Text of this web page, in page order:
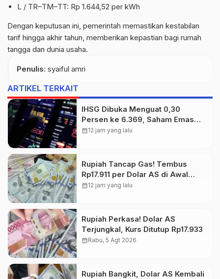
L / TR–TM–TT: Rp 1.644,52 per kWh
Dengan keputusan ini, pemerintah memastikan kestabilan
tarif hingga akhir tahun, memberikan kepastian bagi rumah
tangga dan dunia usaha.
Penulis: syaiful amri
ARTIKEL TERKAIT
IHSG Dibuka Menguat 0,30
Persen ke 6.369, Saham Emas
dan Tambang Jadi Penggerak
calendar_month12 jam yang lalu
Rupiah Tancap Gas! Tembus
Rp17.911 per Dolar AS di Awal
Perdagangan
calendar_month12 jam yang lalu
Rupiah Perkasa! Dolar AS
Terjungkal, Kurs Ditutup Rp17.933
calendar_monthRabu, 5 Agt 2026
Rupiah Bangkit, Dolar AS Kembali